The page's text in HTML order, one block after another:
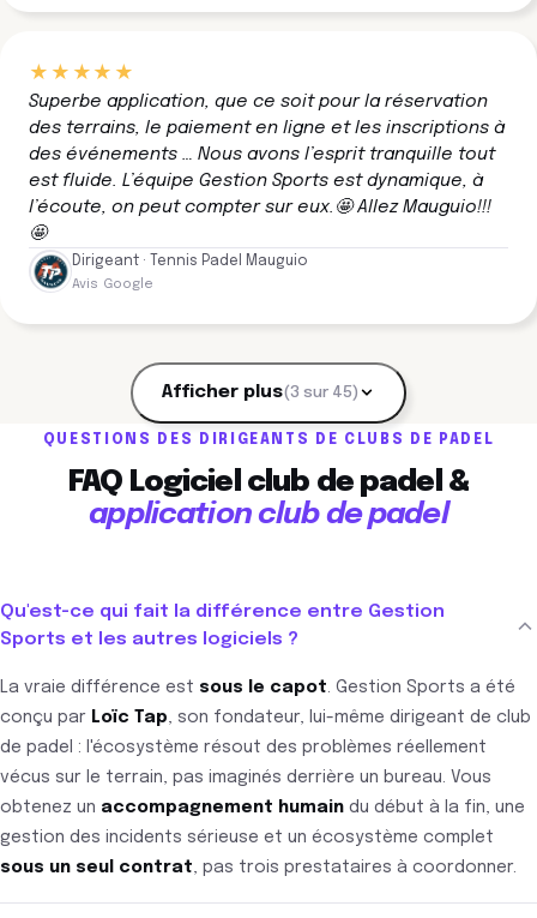
★★★★★
Superbe application, que ce soit pour la réservation
des terrains, le paiement en ligne et les inscriptions à
des événements … Nous avons l’esprit tranquille tout
est fluide. L’équipe Gestion Sports est dynamique, à
l’écoute, on peut compter sur eux.🤩 Allez Mauguio!!!
🤩
Dirigeant · Tennis Padel Mauguio
Avis Google
Afficher plus(3 sur 45)
QUESTIONS DES DIRIGEANTS DE CLUBS DE PADEL
FAQ Logiciel club de padel &
application club de padel
Qu'est-ce qui fait la différence entre Gestion
Sports et les autres logiciels ?
La vraie différence est sous le capot. Gestion Sports a été
conçu par Loïc Tap, son fondateur, lui-même dirigeant de club
de padel : l'écosystème résout des problèmes réellement
vécus sur le terrain, pas imaginés derrière un bureau. Vous
obtenez un accompagnement humain du début à la fin, une
gestion des incidents sérieuse et un écosystème complet
sous un seul contrat, pas trois prestataires à coordonner.